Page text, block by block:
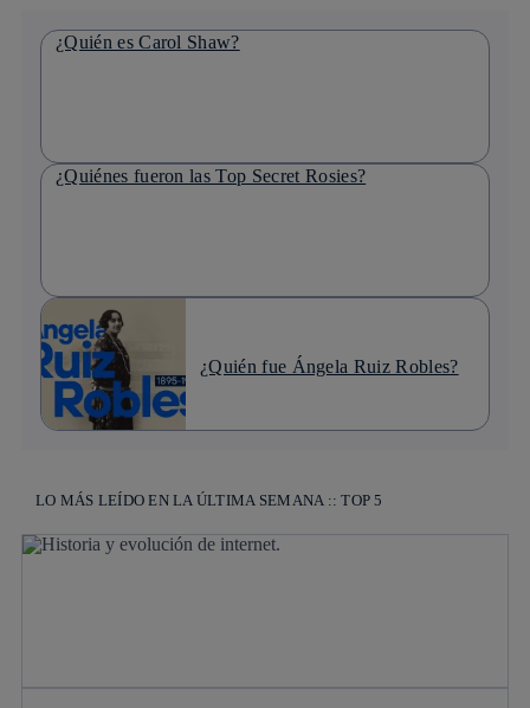
¿Quién es Carol Shaw?
¿Quiénes fueron las Top Secret Rosies?
¿Quién fue Ángela Ruiz Robles?
LO MÁS LEÍDO EN LA ÚLTIMA SEMANA :: TOP 5